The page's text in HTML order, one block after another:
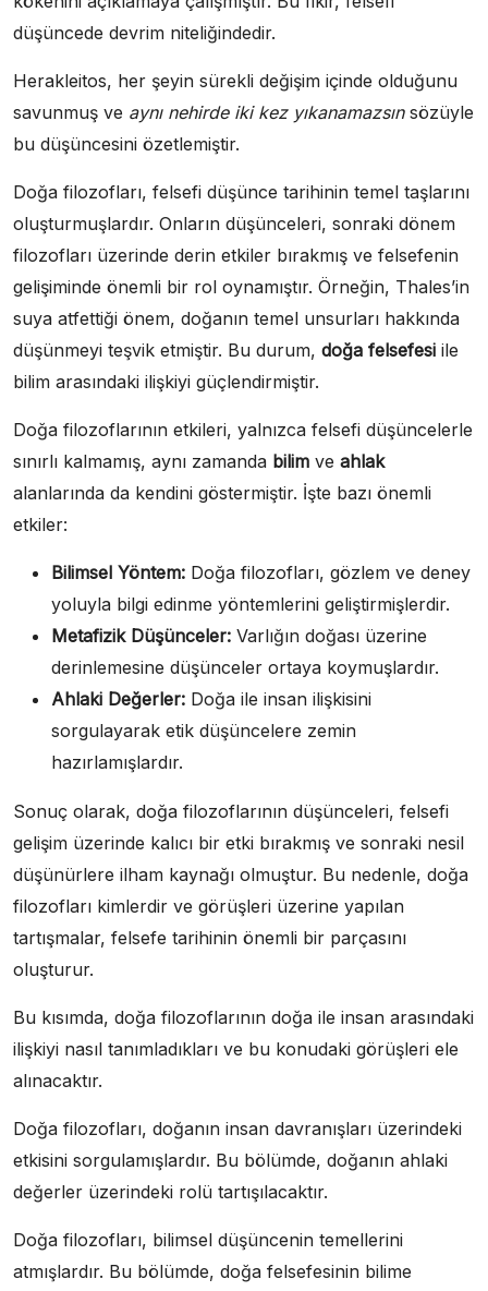
düşüncede devrim niteliğindedir.
Herakleitos, her şeyin sürekli değişim içinde olduğunu
savunmuş ve aynı nehirde iki kez yıkanamazsınsözüyle
bu düşüncesini özetlemiştir.
Doğa filozofları, felsefi düşünce tarihinin temel taşlarını
oluşturmuşlardır. Onların düşünceleri, sonraki dönem
filozofları üzerinde derin etkiler bırakmış ve felsefenin
gelişiminde önemli bir rol oynamıştır. Örneğin, Thales’in
suya atfettiği önem, doğanın temel unsurları hakkında
düşünmeyi teşvik etmiştir. Bu durum, doğa felsefesi ile
bilim arasındaki ilişkiyi güçlendirmiştir.
Doğa filozoflarının etkileri, yalnızca felsefi düşüncelerle
sınırlı kalmamış, aynı zamanda bilim ve ahlak
alanlarında da kendini göstermiştir. İşte bazı önemli
etkiler:
Bilimsel Yöntem: Doğa filozofları, gözlem ve deney
yoluyla bilgi edinme yöntemlerini geliştirmişlerdir.
Metafizik Düşünceler: Varlığın doğası üzerine
derinlemesine düşünceler ortaya koymuşlardır.
Ahlaki Değerler: Doğa ile insan ilişkisini
sorgulayarak etik düşüncelere zemin
hazırlamışlardır.
Sonuç olarak, doğa filozoflarının düşünceleri, felsefi
gelişim üzerinde kalıcı bir etki bırakmış ve sonraki nesil
düşünürlere ilham kaynağı olmuştur. Bu nedenle, doğa
filozofları kimlerdir ve görüşleri üzerine yapılan
tartışmalar, felsefe tarihinin önemli bir parçasını
oluşturur.
Bu kısımda, doğa filozoflarının doğa ile insan arasındaki
ilişkiyi nasıl tanımladıkları ve bu konudaki görüşleri ele
alınacaktır.
Doğa filozofları, doğanın insan davranışları üzerindeki
etkisini sorgulamışlardır. Bu bölümde, doğanın ahlaki
değerler üzerindeki rolü tartışılacaktır.
Doğa filozofları, bilimsel düşüncenin temellerini
atmışlardır. Bu bölümde, doğa felsefesinin bilime